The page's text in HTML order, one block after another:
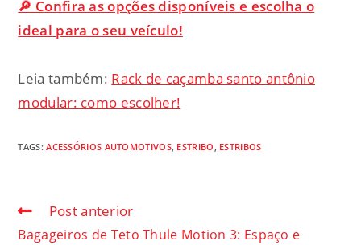
🔎 Confira as opções disponíveis e escolha o
ideal para o seu veículo!
Leia também: Rack de caçamba santo antônio
modular: como escolher!
TAGS:ACESSÓRIOS AUTOMOTIVOS, ESTRIBO, ESTRIBOS
Post anterior
Bagageiros de Teto Thule Motion 3: Espaço e